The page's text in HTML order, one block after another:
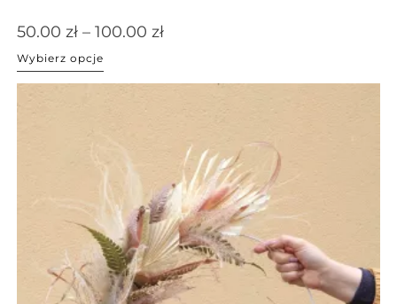
50.00 zł – 100.00 zł
Wybierz opcje